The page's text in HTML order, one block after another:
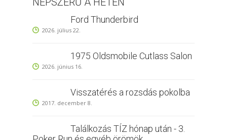
Ford Thunderbird
2026. július 22.
1975 Oldsmobile Cutlass Salon
2026. június 16.
Visszatérés a rozsdás pokolba
2017. december 8.
Találkozás TÍZ hónap után - 3.